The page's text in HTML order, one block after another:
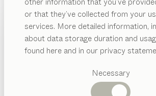
or that they’ve collected from your
services. More detailed information,
about data storage duration and
found here and in our privacy
Necessary
Vorgeschlagene
Kategorien
PRODUKTE
INSPIRATION
ÜBER UNS